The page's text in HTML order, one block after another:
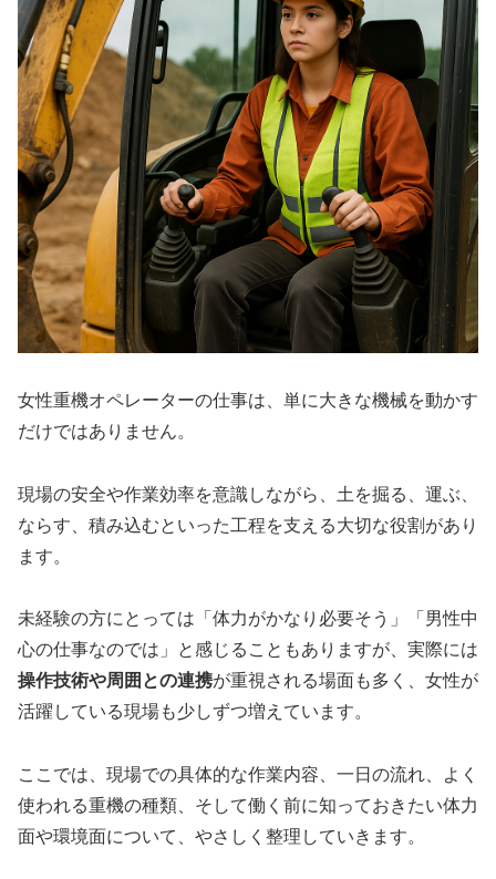
女性重機オペレーターの仕事は、単に大きな機械を動かす
だけではありません。
現場の安全や作業効率を意識しながら、土を掘る、運ぶ、
ならす、積み込むといった工程を支える大切な役割があり
ます。
未経験の方にとっては「体力がかなり必要そう」「男性中
心の仕事なのでは」と感じることもありますが、実際には
操作技術や周囲との連携が重視される場面も多く、女性が
活躍している現場も少しずつ増えています。
ここでは、現場での具体的な作業内容、一日の流れ、よく
使われる重機の種類、そして働く前に知っておきたい体力
面や環境面について、やさしく整理していきます。